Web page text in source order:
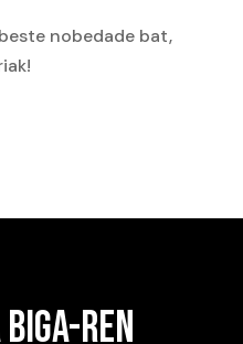
nobedade bat,
REN